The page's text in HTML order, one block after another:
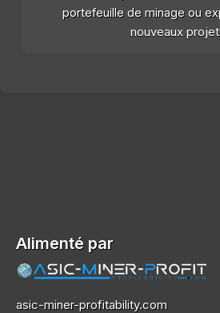
portefeuille de minage ou
nouveaux
Alimenté par
asic-miner-profitability.com